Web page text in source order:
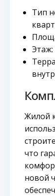
Тип
Жилой
что
новой